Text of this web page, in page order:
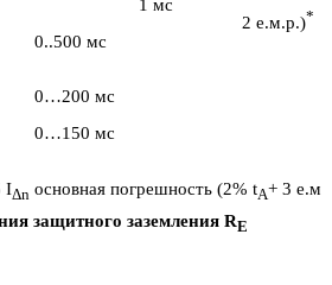
1 мс
2 е.м.р.)*
0..500 мс
0…200 мс
0…150 мс
IΔn основная погрешность (2% tA+ 3
защитного заземления RE